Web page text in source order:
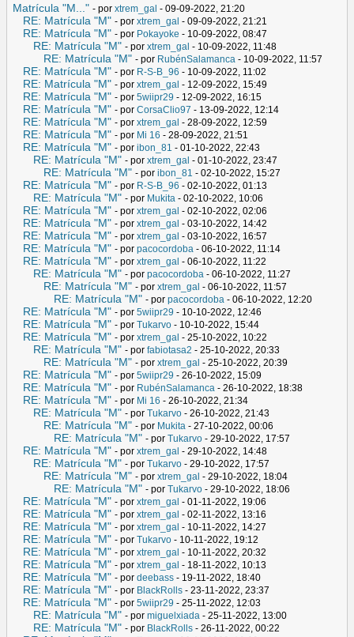
Matrícula "M..." - por xtrem_gal - 09-09-2022, 21:20
RE: Matrícula "M" - por xtrem_gal - 09-09-2022, 21:21
RE: Matrícula "M" - por Pokayoke - 10-09-2022, 08:47
RE: Matrícula "M" - por xtrem_gal - 10-09-2022, 11:48
RE: Matrícula "M" - por RubénSalamanca - 10-09-2022, 11:57
RE: Matrícula "M" - por R-S-B_96 - 10-09-2022, 11:02
RE: Matrícula "M" - por xtrem_gal - 12-09-2022, 15:49
RE: Matrícula "M" - por 5wiipr29 - 12-09-2022, 16:15
RE: Matrícula "M" - por CorsaClio97 - 13-09-2022, 12:14
RE: Matrícula "M" - por xtrem_gal - 28-09-2022, 12:59
RE: Matrícula "M" - por Mi 16 - 28-09-2022, 21:51
RE: Matrícula "M" - por ibon_81 - 01-10-2022, 22:43
RE: Matrícula "M" - por xtrem_gal - 01-10-2022, 23:47
RE: Matrícula "M" - por ibon_81 - 02-10-2022, 15:27
RE: Matrícula "M" - por R-S-B_96 - 02-10-2022, 01:13
RE: Matrícula "M" - por Mukita - 02-10-2022, 10:06
RE: Matrícula "M" - por xtrem_gal - 02-10-2022, 02:06
RE: Matrícula "M" - por xtrem_gal - 03-10-2022, 14:42
RE: Matrícula "M" - por xtrem_gal - 03-10-2022, 16:57
RE: Matrícula "M" - por pacocordoba - 06-10-2022, 11:14
RE: Matrícula "M" - por xtrem_gal - 06-10-2022, 11:22
RE: Matrícula "M" - por pacocordoba - 06-10-2022, 11:27
RE: Matrícula "M" - por xtrem_gal - 06-10-2022, 11:57
RE: Matrícula "M" - por pacocordoba - 06-10-2022, 12:20
RE: Matrícula "M" - por 5wiipr29 - 10-10-2022, 12:46
RE: Matrícula "M" - por Tukarvo - 10-10-2022, 15:44
RE: Matrícula "M" - por xtrem_gal - 25-10-2022, 10:22
RE: Matrícula "M" - por fabiotasa2 - 25-10-2022, 20:33
RE: Matrícula "M" - por xtrem_gal - 25-10-2022, 20:39
RE: Matrícula "M" - por 5wiipr29 - 26-10-2022, 15:09
RE: Matrícula "M" - por RubénSalamanca - 26-10-2022, 18:38
RE: Matrícula "M" - por Mi 16 - 26-10-2022, 21:34
RE: Matrícula "M" - por Tukarvo - 26-10-2022, 21:43
RE: Matrícula "M" - por Mukita - 27-10-2022, 00:06
RE: Matrícula "M" - por Tukarvo - 29-10-2022, 17:57
RE: Matrícula "M" - por xtrem_gal - 29-10-2022, 14:48
RE: Matrícula "M" - por Tukarvo - 29-10-2022, 17:57
RE: Matrícula "M" - por xtrem_gal - 29-10-2022, 18:04
RE: Matrícula "M" - por Tukarvo - 29-10-2022, 18:06
RE: Matrícula "M" - por xtrem_gal - 01-11-2022, 19:06
RE: Matrícula "M" - por xtrem_gal - 02-11-2022, 13:16
RE: Matrícula "M" - por xtrem_gal - 10-11-2022, 14:27
RE: Matrícula "M" - por Tukarvo - 10-11-2022, 19:12
RE: Matrícula "M" - por xtrem_gal - 10-11-2022, 20:32
RE: Matrícula "M" - por xtrem_gal - 18-11-2022, 10:13
RE: Matrícula "M" - por deebass - 19-11-2022, 18:40
RE: Matrícula "M" - por BlackRolls - 23-11-2022, 23:37
RE: Matrícula "M" - por 5wiipr29 - 25-11-2022, 12:03
RE: Matrícula "M" - por miguelxiada - 25-11-2022, 13:00
RE: Matrícula "M" - por BlackRolls - 26-11-2022, 00:22